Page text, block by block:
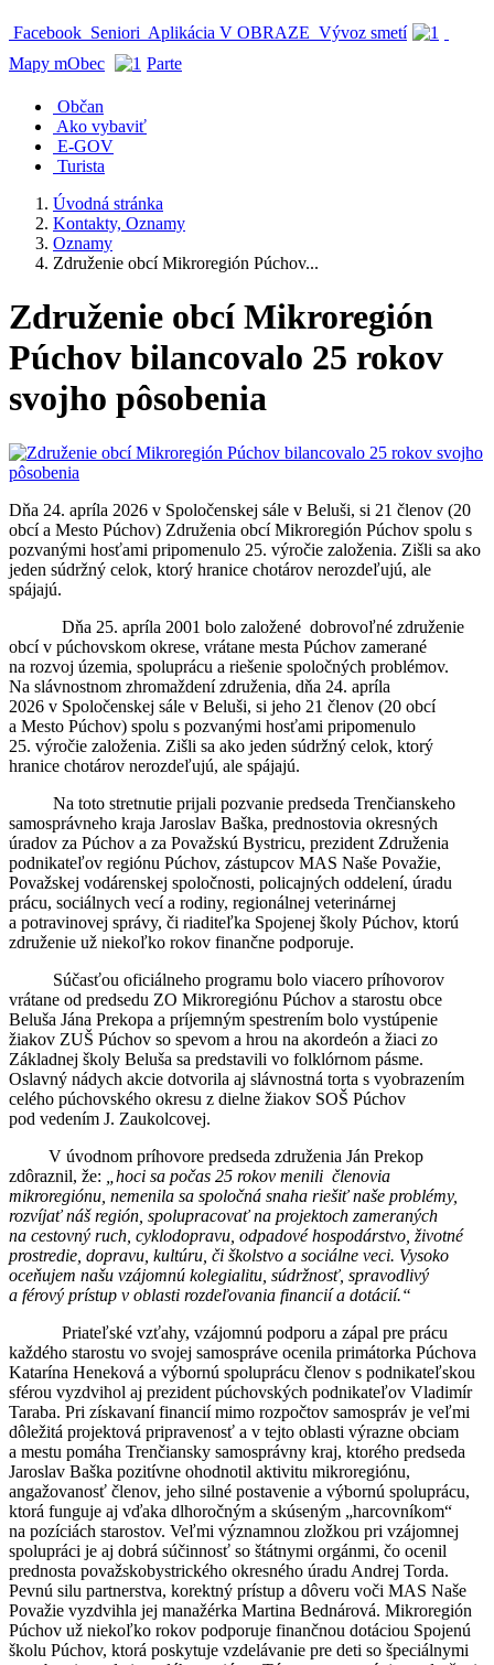
Facebook Seniori Aplikácia V OBRAZE Vývoz smetí
Mapy mObec
Parte
Občan
Ako vybaviť
E-GOV
Turista
Úvodná stránka
Kontakty, Oznamy
Oznamy
Združenie obcí Mikroregión Púchov...
Združenie obcí Mikroregión
Púchov bilancovalo 25 rokov
svojho pôsobenia
Dňa 24. apríla 2026 v Spoločenskej sále v Beluši, si 21 členov (20
obcí a Mesto Púchov) Združenia obcí Mikroregión Púchov spolu s
pozvanými hosťami pripomenulo 25. výročie založenia. Zišli sa ako
jeden súdržný celok, ktorý hranice chotárov nerozdeľujú, ale
spájajú.
Dňa 25. apríla 2001 bolo založené dobrovoľné združenie
obcí v púchovskom okrese, vrátane mesta Púchov zamerané
na rozvoj územia, spoluprácu a riešenie spoločných problémov.
Na slávnostnom zhromaždení združenia, dňa 24. apríla
2026 v Spoločenskej sále v Beluši, si jeho 21 členov (20 obcí
a Mesto Púchov) spolu s pozvanými hosťami pripomenulo
25. výročie založenia. Zišli sa ako jeden súdržný celok, ktorý
hranice chotárov nerozdeľujú, ale spájajú.
Na toto stretnutie prijali pozvanie predseda Trenčianskeho
samosprávneho kraja Jaroslav Baška, prednostovia okresných
úradov za Púchov a za Považskú Bystricu, prezident Združenia
podnikateľov regiónu Púchov, zástupcov MAS Naše Považie,
Považskej vodárenskej spoločnosti, policajných oddelení, úradu
prácu, sociálnych vecí a rodiny, regionálnej veterinárnej
a potravinovej správy, či riaditeľka Spojenej školy Púchov, ktorú
združenie už niekoľko rokov finančne podporuje.
Súčasťou oficiálneho programu bolo viacero príhovorov
vrátane od predsedu ZO Mikroregiónu Púchov a starostu obce
Beluša Jána Prekopa a príjemným spestrením bolo vystúpenie
žiakov ZUŠ Púchov so spevom a hrou na akordeón a žiaci zo
Základnej školy Beluša sa predstavili vo folklórnom pásme.
Oslavný nádych akcie dotvorila aj slávnostná torta s vyobrazením
celého púchovského okresu z dielne žiakov SOŠ Púchov
pod vedením J. Zaukolcovej.
V úvodnom príhovore predseda združenia Ján Prekop
zdôraznil, že:
„hoci sa počas 25 rokov menili členovia
mikroregiónu, nemenila sa spoločná snaha riešiť naše problémy,
rozvíjať náš región, spolupracovať na projektoch zameraných
na cestovný ruch, cyklodopravu, odpadové hospodárstvo, životné
prostredie, dopravu, kultúru, či školstvo a sociálne veci. Vysoko
oceňujem našu vzájomnú kolegialitu, súdržnosť, spravodlivý
a férový prístup v oblasti rozdeľovania financií a dotácií.“
Priateľské vzťahy, vzájomnú podporu a zápal pre prácu
každého starostu vo svojej samospráve ocenila primátorka Púchova
Katarína Heneková a výbornú spoluprácu členov s podnikateľskou
sférou vyzdvihol aj prezident púchovských podnikateľov Vladimír
Taraba. Pri získavaní financií mimo rozpočtov samospráv je veľmi
dôležitá projektová pripravenosť a v tejto oblasti výrazne obciam
a mestu pomáha Trenčiansky samosprávny kraj, ktorého predseda
Jaroslav Baška pozitívne ohodnotil aktivitu mikroregiónu,
angažovanosť členov, jeho silné postavenie a výbornú spoluprácu,
ktorá funguje aj vďaka dlhoročným a skúseným „harcovníkom“
na pozíciách starostov. Veľmi významnou zložkou pri vzájomnej
spolupráci je aj dobrá súčinnosť so štátnymi orgánmi, čo ocenil
prednosta považskobystrického okresného úradu Andrej Torda.
Pevnú silu partnerstva, korektný prístup a dôveru voči MAS Naše
Považie vyzdvihla jej manažérka Martina Bednárová. Mikroregión
Púchov už niekoľko rokov podporuje finančnou dotáciou Spojenú
školu Púchov, ktorá poskytuje vzdelávanie pre deti so špeciálnymi